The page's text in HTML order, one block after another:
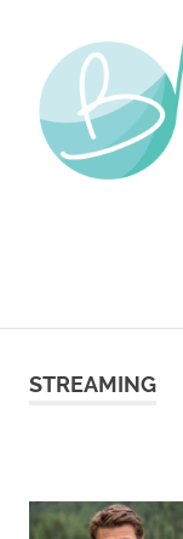
content
STREAMING